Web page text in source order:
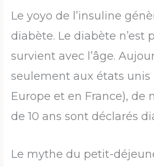
Le yoyo de l’insuline
diabète. Le diabète n’est
survient avec l’âge.
seulement aux états unis
Europe et en France), de
de 10 ans sont déclarés
Le mythe du petit-